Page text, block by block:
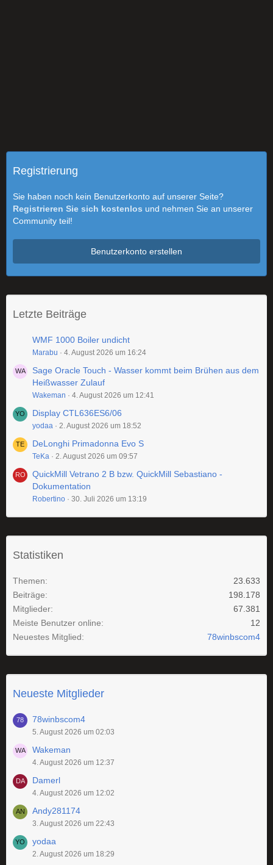
Registrierung
Sie haben noch kein Benutzerkonto auf unserer Seite?
Registrieren Sie sich kostenlos und nehmen Sie an unserer
Community teil!
Benutzerkonto erstellen
Letzte Beiträge
WMF 1000 Boiler undicht
Marabu 4. August 2026 um 16:24
Sage Oracle Touch - Wasser kommt beim Brühen aus dem
Heißwasser Zulauf
Wakeman 4. August 2026 um 12:41
Display CTL636ES6/06
yodaa 2. August 2026 um 18:52
DeLonghi Primadonna Evo S
TeKa 2. August 2026 um 09:57
QuickMill Vetrano 2 B bzw. QuickMill Sebastiano -
Dokumentation
Robertino 30. Juli 2026 um 13:19
Statistiken
Themen
23.633
Beiträge
198.178
Mitglieder
67.381
Meiste Benutzer online
12
Neuestes Mitglied
78winbscom4
Neueste Mitglieder
78winbscom4
5. August 2026 um 02:03
Wakeman
4. August 2026 um 12:37
Damerl
4. August 2026 um 12:02
Andy281174
3. August 2026 um 22:43
yodaa
2. August 2026 um 18:29